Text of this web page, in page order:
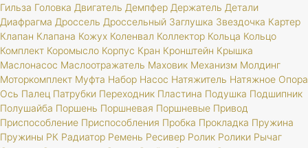
Гильза Головка Двигатель Демпфер Держатель Детали
Диафрагма Дроссель Дроссельный Заглушка Звездочка Картер
Клапан Клапана Кожух Коленвал Коллектор Кольца Кольцо
Комплект Коромысло Корпус Кран Кронштейн Крышка
Маслонасос Маслоотражатель Маховик Механизм Молдинг
Моторкомплект Муфта Набор Насос Натяжитель Натяжное Опора
Ось Палец Патрубки Переходник Пластина Подушка Подшипник
Полушайба Поршень Поршневая Поршневые Привод
Приспособление Приспособления Пробка Прокладка Пружина
Пружины РК Радиатор Ремень Ресивер Ролик Ролики Рычаг